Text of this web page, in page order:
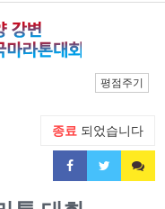
평점주기
종료 되었습니다